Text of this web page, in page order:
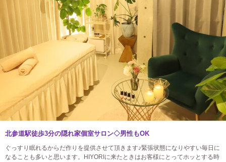
北参道駅徒歩3分の隠れ家個室サロン◇男性もOK
ぐっすり眠れるからだ作りを提供させて頂きます♪緊張状態になりやすい毎日に
なることも多いと思います。HIYORIに来たときはお客様にとってホッとする時